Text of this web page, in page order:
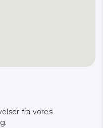
fra vores